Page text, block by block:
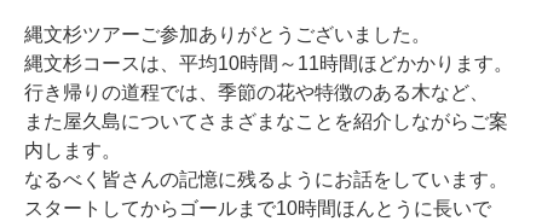
縄文杉ツアーご参加ありがとうございました。
縄文杉コースは、平均10時間～11時間ほどかかります。
行き帰りの道程では、季節の花や特徴のある木など、
また屋久島についてさまざまなことを紹介しながらご案
内します。
なるべく皆さんの記憶に残るようにお話をしています。
スタートしてからゴールまで10時間ほんとうに長いで